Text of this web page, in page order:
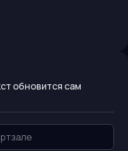
обновится сам